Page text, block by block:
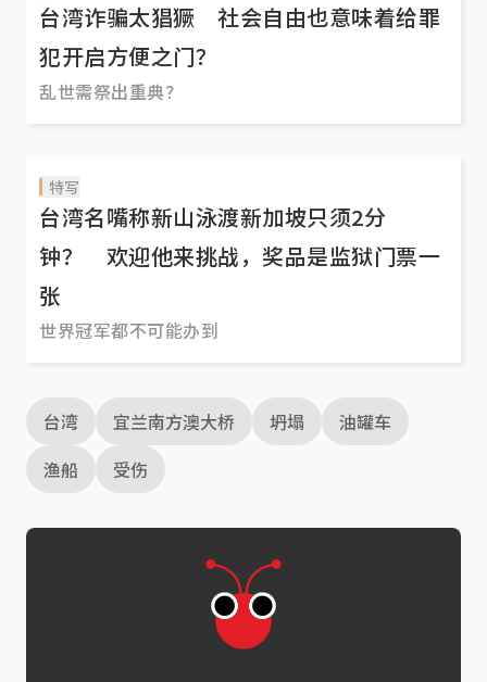
台湾诈骗太猖獗 社会自由也意味着给罪
犯开启方便之门？
乱世需祭出重典？
特写
台湾名嘴称新山泳渡新加坡只须2分
钟？ 欢迎他来挑战，奖品是监狱门票一
张
世界冠军都不可能办到
台湾 宜兰南方澳大桥 坍塌
油罐车
渔船
受伤